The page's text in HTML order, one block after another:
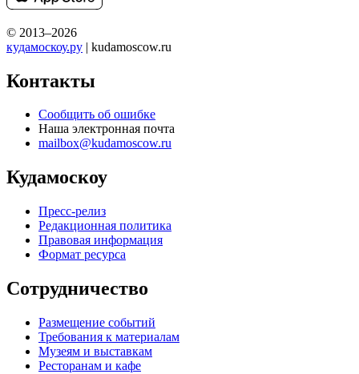
© 2013–2026
кудамоскоу.ру | kudamoscow.ru
Контакты
Сообщить об ошибке
Наша электронная почта
mailbox@kudamoscow.ru
Кудамоскоу
Пресс-релиз
Редакционная политика
Правовая информация
Формат ресурса
Сотрудничество
Размещение событий
Требования к материалам
Музеям и выставкам
Ресторанам и кафе